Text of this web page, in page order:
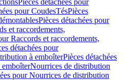
Pièces détachées pour
pour CoudesTésPièces
Pièces détachées pour
et raccordements,
Raccords et raccordements,
détachées pour
à emboîterPièces détachées
Nourrices de distribution
pour Nourrices de distribution